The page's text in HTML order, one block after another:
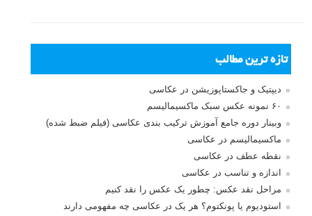
تازه ترین مطالب
دیپتیک و جاکستا‌پوزیشن در عکاسی
۶۰ نمونه عکس سبک ماکسیمالیسم
وبینار دوره جامع آموزش ترکیب بندی عکاسی (فیلم ضبط شده)
ماکسیمالیسم در عکاسی
نقطه عطف در عکاسی
اندازه و تناسب در عکاسی
مراحل نقد عکس: چطور یک عکس را نقد کنیم
استودیوم یا پونکتوم؟ هر یک در عکاسی چه مفهومی دارند